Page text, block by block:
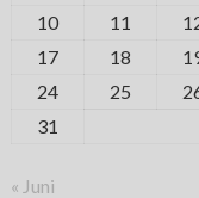
10
11
17
18
24
25
31
« Juni